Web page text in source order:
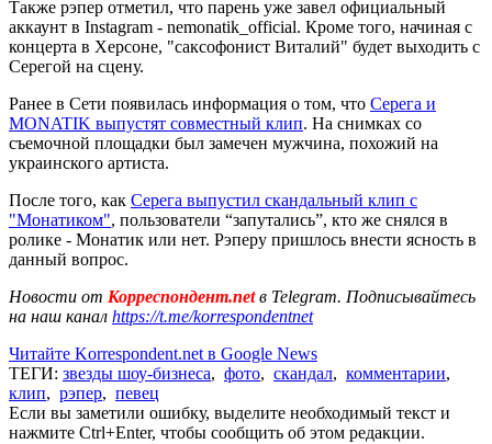
Также рэпер отметил, что парень уже завел официальный
аккаунт в Instagram - nemonatik_official. Кроме того, начиная с
концерта в Херсоне, "саксофонист Виталий" будет выходить с
Серегой на сцену.
Ранее в Сети появилась информация о том, что Серега и
MONATIK выпустят совместный клип. На снимках со
съемочной площадки был замечен мужчина, похожий на
украинского артиста.
После того, как Серега выпустил скандальный клип с
"Монатиком", пользователи “запутались”, кто же снялся в
ролике - Монатик или нет. Рэперу пришлось внести ясность в
данный вопрос.
Новости от Корреспондент.netв Telegram. Подписывайтесь
на наш канал https://t.me/korrespondentnet
Читайте Korrespondent.net в Google News
ТЕГИ: звезды шоу-бизнеса, фото, скандал, комментарии,
клип, рэпер, певец
Если вы заметили ошибку, выделите необходимый текст и
нажмите Ctrl+Enter, чтобы сообщить об этом редакции.